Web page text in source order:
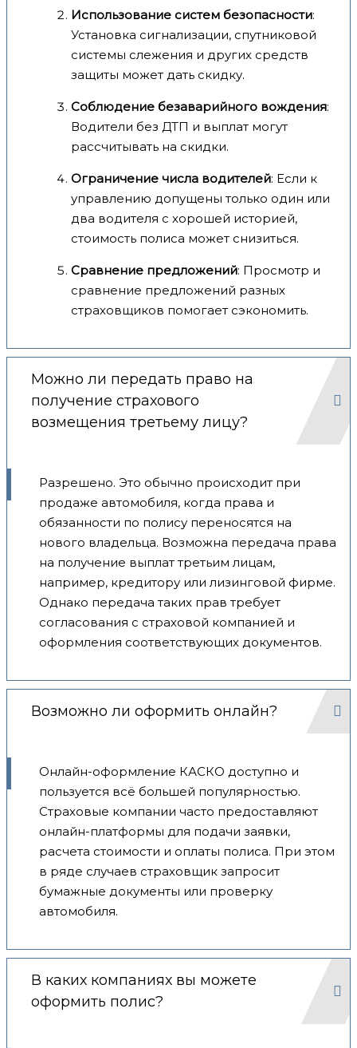
Использование систем безопасности:
Установка сигнализации, спутниковой
системы слежения и других средств
защиты может дать скидку.
Соблюдение безаварийного вождения:
Водители без ДТП и выплат могут
рассчитывать на скидки.
Ограничение числа водителей: Если к
управлению допущены только один или
два водителя с хорошей историей,
стоимость полиса может снизиться.
Сравнение предложений: Просмотр и
сравнение предложений разных
страховщиков помогает сэкономить.
Можно ли передать право на
получение страхового
возмещения третьему лицу?
Разрешено. Это обычно происходит при
продаже автомобиля, когда права и
обязанности по полису переносятся на
нового владельца. Возможна передача права
на получение выплат третьим лицам,
например, кредитору или лизинговой фирме.
Однако передача таких прав требует
согласования с страховой компанией и
оформления соответствующих документов.
Возможно ли оформить онлайн?
Онлайн-оформление КАСКО доступно и
пользуется всё большей популярностью.
Страховые компании часто предоставляют
онлайн-платформы для подачи заявки,
расчета стоимости и оплаты полиса. При этом
в ряде случаев страховщик запросит
бумажные документы или проверку
автомобиля.
В каких компаниях вы можете
оформить полис?